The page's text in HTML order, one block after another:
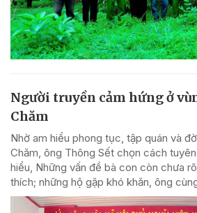
Người truyền cảm hứng ở
Chăm
Nhờ am hiểu phong tục, tập quán và
Chăm, ông Thông Sết chọn cách
hiểu, Những vấn đề bà con còn chưa
thích; những hộ gặp khó khăn, ông